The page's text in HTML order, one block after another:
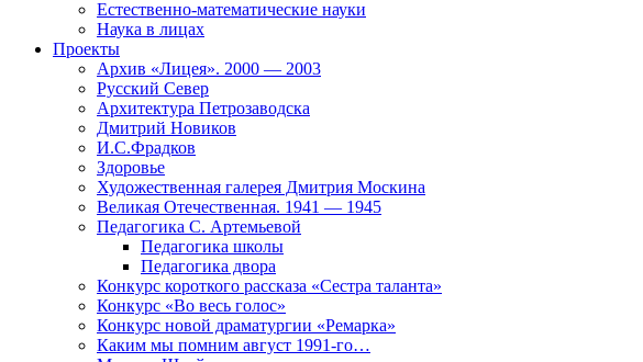
Естественно-математические науки
Наука в лицах
Проекты
Архив «Лицея». 2000 — 2003
Русский Север
Архитектура Петрозаводска
Дмитрий Новиков
И.С.Фрадков
Здоровье
Художественная галерея Дмитрия Москина
Великая Отечественная. 1941 — 1945
Педагогика С. Артемьевой
Педагогика школы
Педагогика двора
Конкурс короткого рассказа «Сестра таланта»
Конкурс «Во весь голос»
Конкурс новой драматургии «Ремарка»
Каким мы помним август 1991-го…